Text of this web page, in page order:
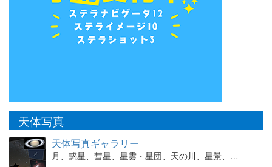
天体写真
天体写真ギャラリー
月、惑星、彗星、星雲・星団、天の川、星景、…